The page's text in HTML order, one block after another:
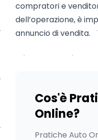
compratori e
dell’operazione, è
annuncio di vendita.
Cos'è
Online?
Pratiche Auto